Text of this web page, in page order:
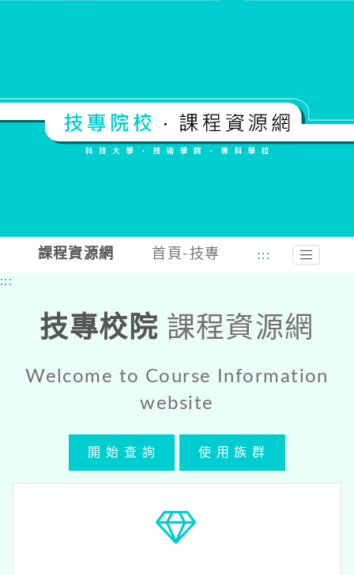
課程資源網 首頁-技專 :::
:::
技專校院 課程資源網
Welcome to Course Information
website
開 始 查 詢 使 用 族 群